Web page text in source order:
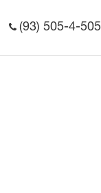
(93) 505-4-505